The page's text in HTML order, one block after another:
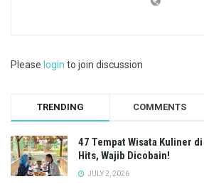
Please login to join discussion
TRENDING COMMENTS
47 Tempat Wisata Kuliner
Hits, Wajib Dicobain!
JULY 2, 2026